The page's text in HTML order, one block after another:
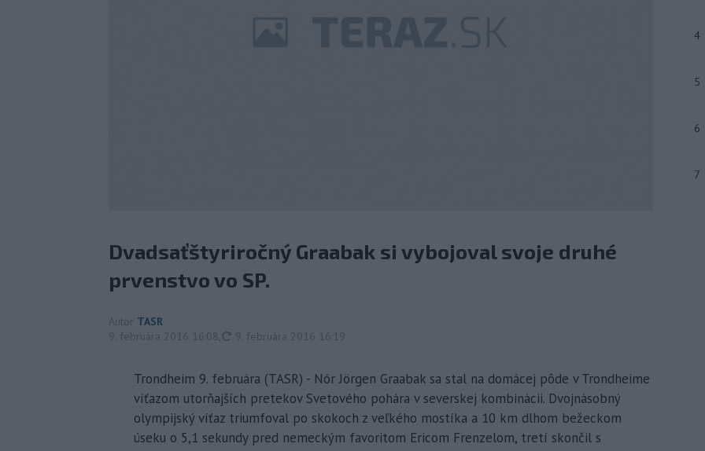
Dvadsaťštyriročný Graabak si vybojoval svoje druhé
prvenstvo vo SP.
Autor TASR
9. februára 2016 16:08
aktualizované
9. februára 2016 16:19
Trondheim 9. februára (TASR) - Nór Jörgen Graabak sa stal na domácej pôde v Trondheime
víťazom utorňajších pretekov Svetového pohára v severskej kombinácii. Dvojnásobný
olympijský víťaz triumfoval po skokoch z veľkého mostíka a 10 km dlhom bežeckom
úseku o 5,1 sekundy pred nemeckým favoritom Ericom Frenzelom, tretí skončil s
4
5
6
7